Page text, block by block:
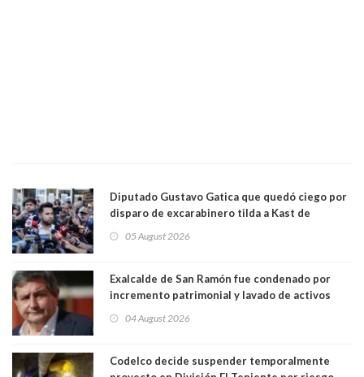
Diputado Gustavo Gatica que quedó ciego por
disparo de excarabinero tilda a Kast de
absolución del exuniformado. Presidente DC
05 August 2026
Exalcalde de San Ramón fue condenado por
incremento patrimonial y lavado de activos
04 August 2026
Codelco decide suspender temporalmente